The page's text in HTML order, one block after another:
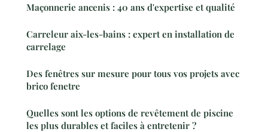
Maçonnerie ancenis : 40 ans d'expertise et qualité
Carreleur aix-les-bains : expert en installation de
carrelage
Des fenêtres sur mesure pour tous vos projets avec
brico fenetre
Quelles sont les options de revêtement de piscine
les plus durables et faciles à entretenir ?